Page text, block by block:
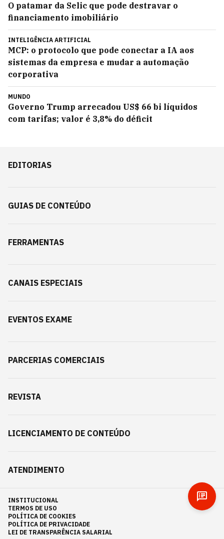
O patamar da Selic que pode destravar o
financiamento imobiliário
INTELIGÊNCIA ARTIFICIAL
MCP: o protocolo que pode conectar a IA aos
sistemas da empresa e mudar a automação
corporativa
MUNDO
Governo Trump arrecadou US$ 66 bi líquidos
com tarifas; valor é 3,8% do déficit
EDITORIAS
GUIAS DE CONTEÚDO
FERRAMENTAS
CANAIS ESPECIAIS
EVENTOS EXAME
PARCERIAS COMERCIAIS
REVISTA
LICENCIAMENTO DE CONTEÚDO
ATENDIMENTO
INSTITUCIONAL
TERMOS DE USO
POLÍTICA DE COOKIES
POLÍTICA DE PRIVACIDADE
LEI DE TRANSPARÊNCIA SALARIAL